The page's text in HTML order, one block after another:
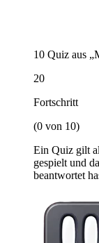
10 Quiz aus
20
Fortschritt
(0 von 10)
Ein Quiz gilt
gespielt und
beantwortet